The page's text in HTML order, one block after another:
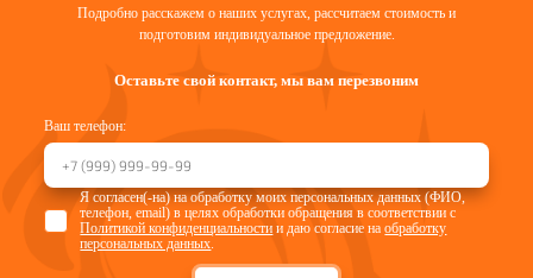
Подробно расскажем о наших услугах, рассчитаем стоимость и
подготовим индивидуальное предложение.
Оставьте свой контакт, мы вам перезвоним
Ваш телефон:
Я согласен(-на) на обработку моих персональных данных (ФИО,
телефон, email) в целях обработки обращения в соответствии с
Политикой конфиденциальности и даю согласие наобработку
персональных данных